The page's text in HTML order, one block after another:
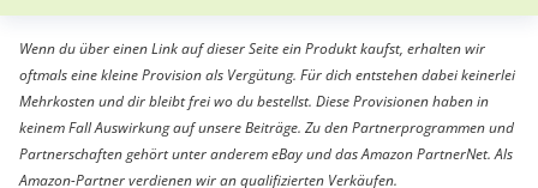
Wenn du über einen Link auf dieser Seite ein Produkt kaufst, erhalten wir
oftmals eine kleine Provision als Vergütung. Für dich entstehen dabei keinerlei
Mehrkosten und dir bleibt frei wo du bestellst. Diese Provisionen haben in
keinem Fall Auswirkung auf unsere Beiträge. Zu den Partnerprogrammen und
Partnerschaften gehört unter anderem eBay und das Amazon PartnerNet. Als
Amazon-Partner verdienen wir an qualifizierten Verkäufen.